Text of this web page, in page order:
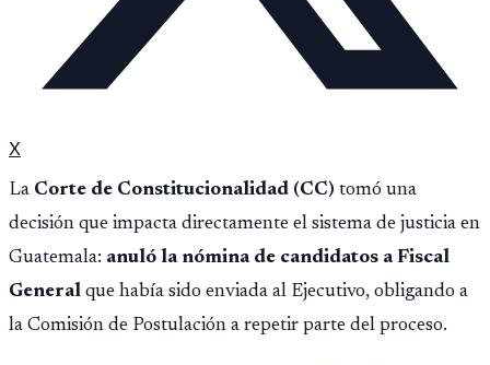
X
La Corte de Constitucionalidad (CC) tomó una
decisión que impacta directamente el sistema de justicia en
Guatemala: anuló la nómina de candidatos a Fiscal
General que había sido enviada al Ejecutivo, obligando a
la Comisión de Postulación a repetir parte del proceso.